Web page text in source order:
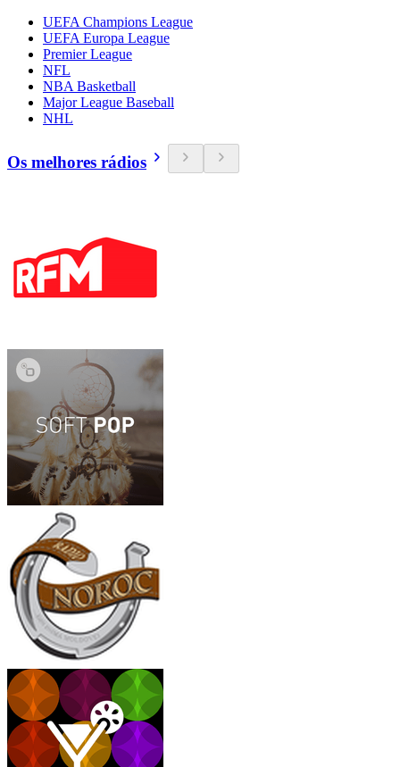
UEFA Champions League
UEFA Europa League
Premier League
NFL
NBA Basketball
Major League Baseball
NHL
Os melhores rádios